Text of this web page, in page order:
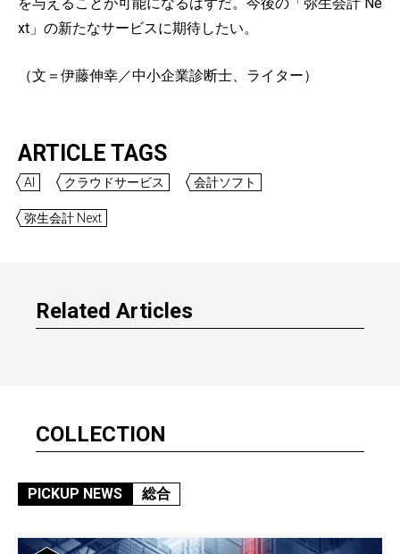
xt」の新たなサービスに期待したい。
（文＝伊藤伸幸／中小企業診断士、ライター）
ARTICLE TAGS
AI クラウドサービス 会計ソフト
弥生会計 Next
Related Articles
COLLECTION
PICKUP NEWS 総合